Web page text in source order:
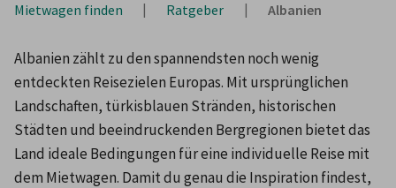
Mietwagen finden Ratgeber Albanien
Albanien zählt zu den spannendsten noch wenig
entdeckten Reisezielen Europas. Mit ursprünglichen
Landschaften, türkisblauen Stränden, historischen
Städten und beeindruckenden Bergregionen bietet das
Land ideale Bedingungen für eine individuelle Reise mit
dem Mietwagen. Damit du genau die Inspiration findest,